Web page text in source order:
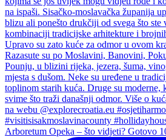
Arboretum Opeka – što vidjeti? Gotovo